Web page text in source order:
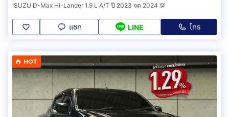
ISUZU D-Max Hi-Lander 1.9 L A/T ปี 2023 จด 2024 💯
แชท LINE โทร
HOT